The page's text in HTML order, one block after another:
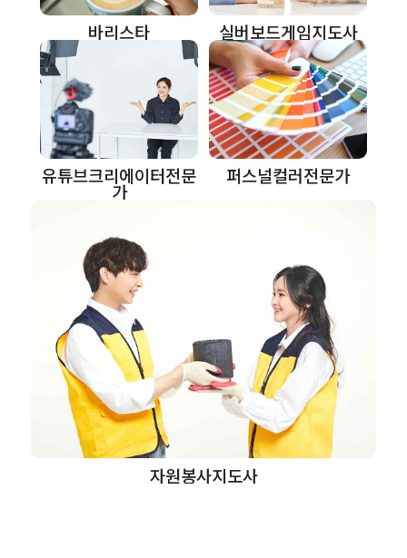
바리스타 실버보드게임지도사
유튜브크리에이터전문
가
퍼스널컬러전문가
자원봉사지도사